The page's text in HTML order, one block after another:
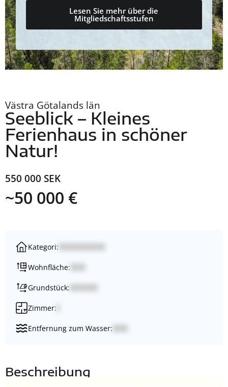
Lesen Sie mehr über die
Mitgliedschaftsstufen
Västra Götalands län
Seeblick – Kleines
Ferienhaus in schöner
Natur!
550 000 SEK
~50 000 €
Kategori:
Wohnfläche:
Grundstück:
Zimmer:
Entfernung zum Wasser:
Beschreibung